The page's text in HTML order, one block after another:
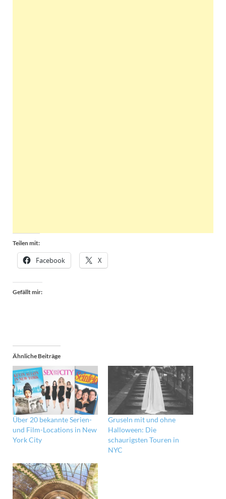
Teilen mit:
Facebook X
Gefällt mir:
Ähnliche Beiträge
Über 20 bekannte Serien-
und Film-Locations in New
York City
Gruseln mit und ohne
Halloween: Die
schaurigsten Touren in
NYC